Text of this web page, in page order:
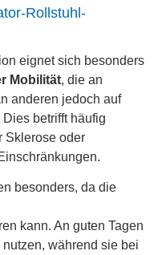
Rollstuhl-
eignet sich besonders
Mobilität, die an
anderen jedoch auf
betrifft häufig
Sklerose oder
besonders, da die
kann. An guten Tagen
während sie bei